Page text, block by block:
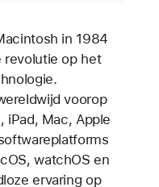
in 1984
revolutie op het
voorop
iPad, Mac, Apple
watchOS en
ervaring op